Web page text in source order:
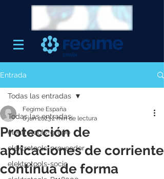
Entrada
Todas las entradas
elektrotools-grupo
elektrotools-proveedor
elektrotools-socio
Todas las entradas
Protección de
aplicaciones de corriente
continua de forma
Fegime España
6 jun 20232 min de lectura